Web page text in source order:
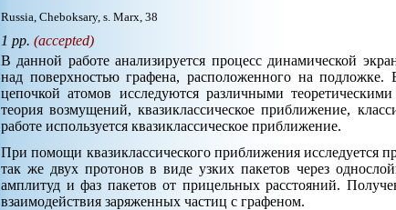
Russia, Cheboksary, s. Marx, 38
1 pp. (accepted)
В данной работе анализируется процесс динамической
над поверхностью графена, расположенного на подложке.
цепочкой атомов исследуются различными
теория возмущений, квазиклассическое приближение,
работе используется квазиклассическое приближение.
При помощи квазиклассического приближения исследуется
так же двух протонов в виде узких пакетов через
амплитуд и фаз пакетов от прицельных расстояний.
взаимодействия заряженных частиц с графеном.